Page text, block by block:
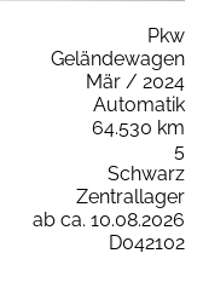
Pkw
Geländewagen
Mär / 2024
Automatik
64.530 km
5
Schwarz
Zentrallager
ab ca. 10.08.2026
D042102